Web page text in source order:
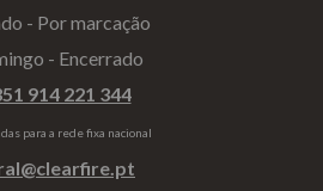
- Por marcação
- Encerrado
914 221 344
para a rede fixa nacional